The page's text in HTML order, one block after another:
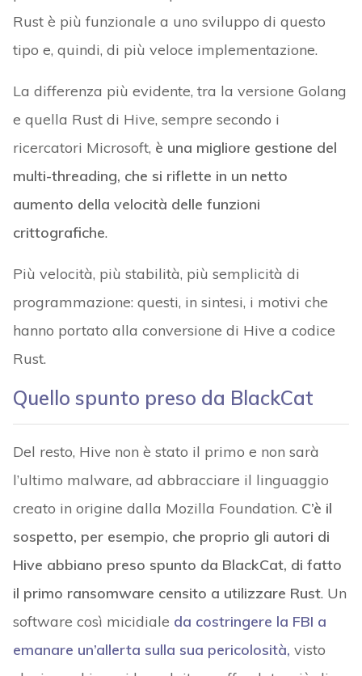
Rust è più funzionale a uno sviluppo di questo
tipo e, quindi, di più veloce implementazione.
La differenza più evidente, tra la versione Golang
e quella Rust di Hive, sempre secondo i
ricercatori Microsoft, è una migliore gestione del
multi-threading, che si riflette in un netto
aumento della velocità delle funzioni
crittografiche.
Più velocità, più stabilità, più semplicità di
programmazione: questi, in sintesi, i motivi che
hanno portato alla conversione di Hive a codice
Rust.
Quello spunto preso da BlackCat
Del resto, Hive non è stato il primo e non sarà
l’ultimo malware, ad abbracciare il linguaggio
creato in origine dalla Mozilla Foundation. C’è il
sospetto, per esempio, che proprio gli autori di
Hive abbiano preso spunto da BlackCat, di fatto
il primo ransomware censito a utilizzare Rust. Un
software così micidiale da costringere la FBI a
emanare un’allerta sulla sua pericolosità, visto